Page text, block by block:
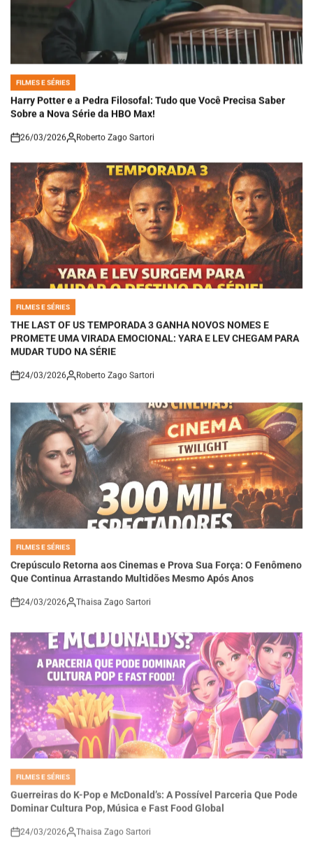
POSTED
IN
FILMES E SÉRIES
Harry Potter e a Pedra Filosofal: Tudo que Você Precisa Saber
Sobre a Nova Série da HBO Max!
on
26/03/2026 Roberto Zago Sartori
POSTED
IN
THE LAST OF US TEMPORADA 3 GANHA NOVOS NOMES E
PROMETE UMA VIRADA EMOCIONAL: YARA E LEV CHEGAM PARA
MUDAR TUDO NA SÉRIE
on
IN
FILMES E SÉRIES
Crepúsculo Retorna aos Cinemas e Prova Sua Força: O Fenômeno
Que Continua Arrastando Multidões Mesmo Após Anos
24/03/2026 Thaisa Zago Sartori
POSTED
FILMES E SÉRIES
Guerreiras do K-Pop e McDonald’s: A Possível Parceria Que Pode
Dominar Cultura Pop, Música e Fast Food Global
on
24/03/2026 Thaisa Zago Sartori